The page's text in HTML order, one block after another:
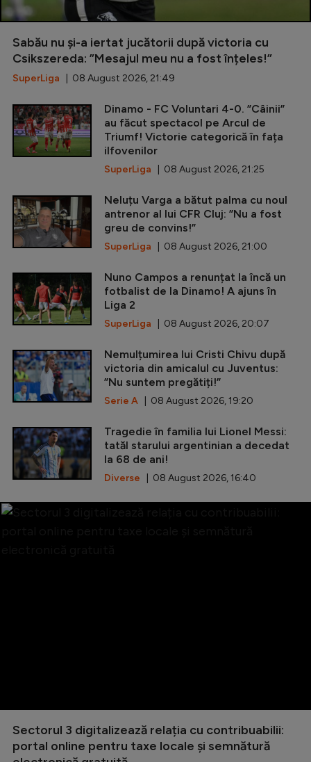
Sabău nu și-a iertat jucătorii după victoria cu
Csikszereda: ”Mesajul meu nu a fost înțeles!”
SuperLiga | 08 August 2026, 21:49
Dinamo - FC Voluntari 4-0. ”Câinii”
au făcut spectacol pe Arcul de
Triumf! Victorie categorică în fața
ilfovenilor
SuperLiga | 08 August 2026, 21:25
Neluțu Varga a bătut palma cu noul
antrenor al lui CFR Cluj: ”Nu a fost
greu de convins!”
SuperLiga | 08 August 2026, 21:00
Nuno Campos a renunțat la încă un
fotbalist de la Dinamo! A ajuns în
Liga 2
SuperLiga | 08 August 2026, 20:07
Nemulțumirea lui Cristi Chivu după
victoria din amicalul cu Juventus:
”Nu suntem pregătiți!”
Serie A | 08 August 2026, 19:20
Tragedie în familia lui Lionel Messi:
tatăl starului argentinian a decedat
la 68 de ani!
Diverse | 08 August 2026, 16:40
Sectorul 3 digitalizează relația cu contribuabilii:
portal online pentru taxe locale și semnătură